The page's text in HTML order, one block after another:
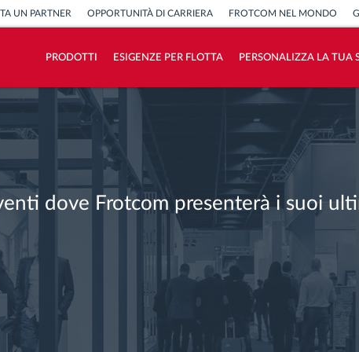
UN PARTNER OPPORTUNITÀ DI CARRIERA FROTCOM NEL MONDO
PRODOTTI ESIGENZE PER FLOTTA PERSONALIZZA LA TUA
Come risolviamo tutte le attività della
flotta
Scopri quanto risparmi
dove Frotcom presenterà i suoi